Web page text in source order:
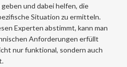
und dabei helfen, die
Situation zu ermitteln.
Experten abstimmt, kann man
Anforderungen erfüllt
nur funktional, sondern auch